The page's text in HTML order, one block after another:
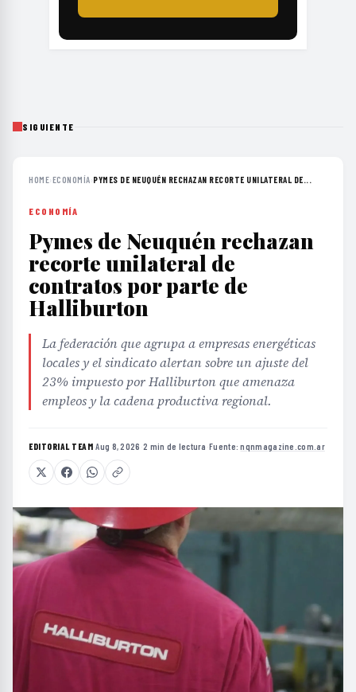
SIGUIENTE
HOME›ECONOMÍA›PYMES DE NEUQUÉN RECHAZAN RECORTE UNILATERAL DE...
ECONOMÍA
Pymes de Neuquén rechazan
recorte unilateral de
contratos por parte de
Halliburton
La federación que agrupa a empresas energéticas
locales y el sindicato alertan sobre un ajuste del
23% impuesto por Halliburton que amenaza
empleos y la cadena productiva regional.
EDITORIAL TEAM·Aug 8, 2026 ·2 min de lectura ·Fuente:nqnmagazine.com.ar